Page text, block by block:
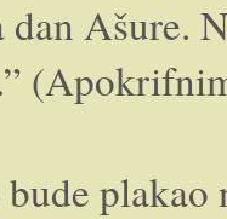
dan Ašure.
plakao